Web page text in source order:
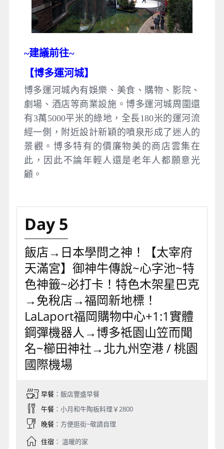
~建議前往~
【博多運河城】
博多運河城內有娛樂、美食、購物、影院、
劇場、酒店等商業設施。博多運河城周圍還
有3萬5000平米的綠地，全長180米的運河流
經一側，附近設計新穎的噴泉形成了迷人的
景觀。博多特有的價廉物美的商店雲集在
此，因此不論年輕人還是老年人都願意光
顧。
Day 5
飯店→日本學問之神！【太宰府
天滿宮】御神牛傳說~心字池~特
色神籤~必打卡！特色木架星巴克
→免稅店→福岡新地標！
LaLaport福岡購物中心+1:1實體
鋼彈機器人→博多祗園山笠而聞
名~櫛田神社→北九州空港 / 桃園
國際機場
早餐：飯店豐盛早餐
午餐：小月和牛陶板料理￥2800
晚餐：方便逛街~敬請自理
住宿： 溫暖的家